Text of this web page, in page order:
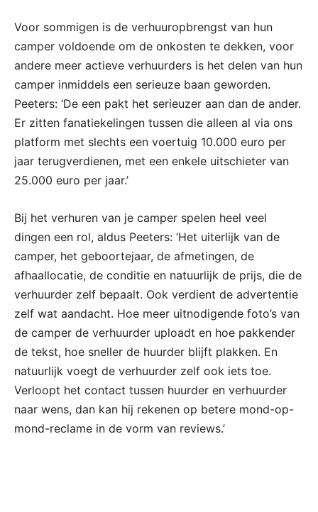
Voor sommigen is de verhuuropbrengst van hun
camper voldoende om de onkosten te dekken, voor
andere meer actieve verhuurders is het delen van hun
camper inmiddels een serieuze baan geworden.
Peeters: ‘De een pakt het serieuzer aan dan de ander.
Er zitten fanatiekelingen tussen die alleen al via ons
platform met slechts een voertuig 10.000 euro per
jaar terugverdienen, met een enkele uitschieter van
25.000 euro per jaar.’
Bij het verhuren van je camper spelen heel veel
dingen een rol, aldus Peeters: ‘Het uiterlijk van de
camper, het geboortejaar, de afmetingen, de
afhaallocatie, de conditie en natuurlijk de prijs, die de
verhuurder zelf bepaalt. Ook verdient de advertentie
zelf wat aandacht. Hoe meer uitnodigende foto’s van
de camper de verhuurder uploadt en hoe pakkender
de tekst, hoe sneller de huurder blijft plakken. En
natuurlijk voegt de verhuurder zelf ook iets toe.
Verloopt het contact tussen huurder en verhuurder
naar wens, dan kan hij rekenen op betere mond-op-
mond-reclame in de vorm van reviews.’